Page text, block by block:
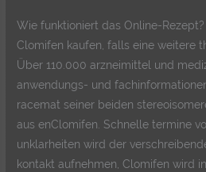
Wie funktioniert das Online-Rezept?
Clomifen kaufen, falls eine weitere
Über 110.000 arzneimittel und
anwendungs- und
racemat seiner beiden
aus enClomifen. Schnelle termine
unklarheiten wird der
kontakt aufnehmen, Clomifen wird